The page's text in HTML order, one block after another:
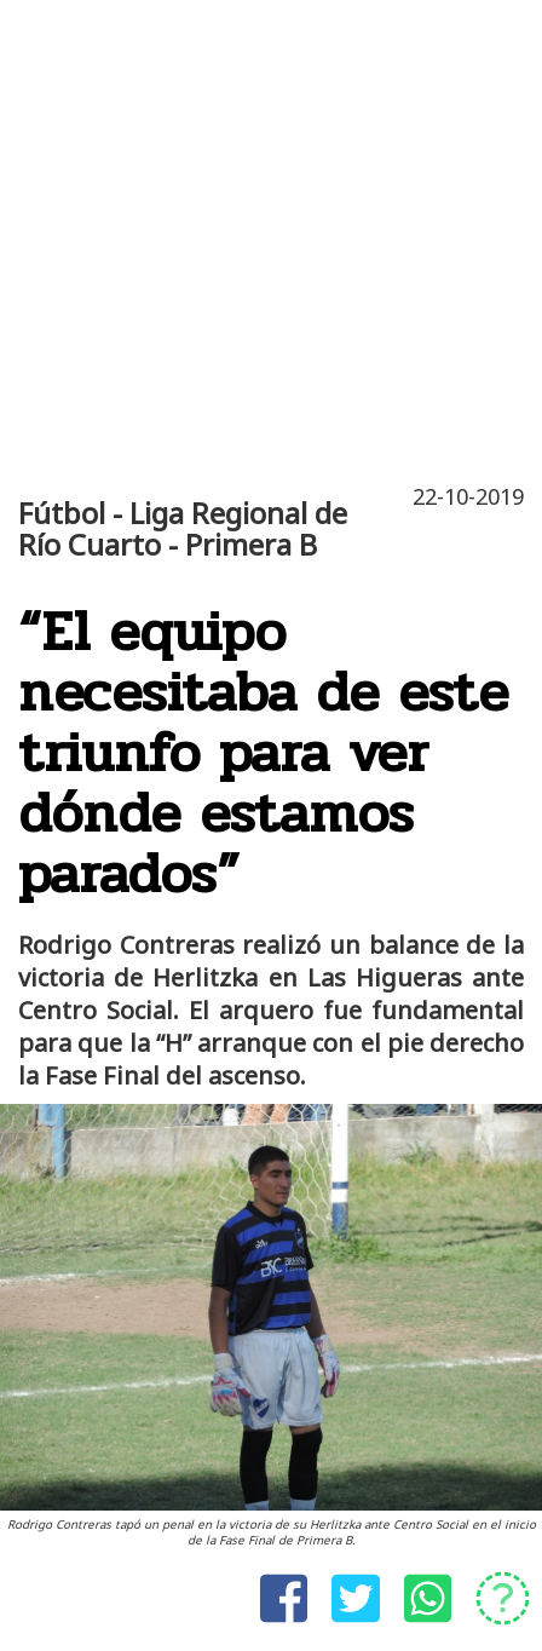
Fútbol - Liga Regional de
Río Cuarto - Primera B
22-10-2019
“El equipo
necesitaba de este
triunfo para ver
dónde estamos
parados”
Rodrigo Contreras realizó un balance de la
victoria de Herlitzka en Las Higueras ante
Centro Social. El arquero fue fundamental
para que la “H” arranque con el pie derecho
la Fase Final del ascenso.
Rodrigo Contreras tapó un penal en la victoria de su Herlitzka ante Centro Social en el inicio
de la Fase Final de Primera B.